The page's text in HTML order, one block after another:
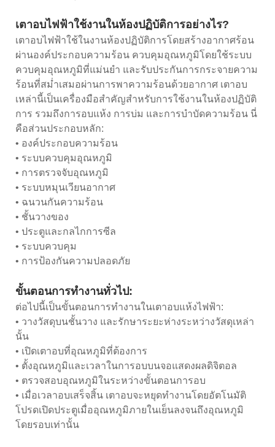
เตาอบไฟฟ้าใช้งานในห้องปฏิบัติการอย่างไร?
เตาอบไฟฟ้าใช้ในงานห้องปฏิบัติการโดยสร้างอากาศร้อน
ผ่านองค์ประกอบความร้อน ควบคุมอุณหภูมิโดยใช้ระบบ
ควบคุมอุณหภูมิที่แม่นยำ และรับประกันการกระจายความ
ร้อนที่สม่ำเสมอผ่านการพาความร้อนด้วยอากาศ เตาอบ
เหล่านี้เป็นเครื่องมือสำคัญสำหรับการใช้งานในห้องปฏิบัติ
การ รวมถึงการอบแห้ง การบ่ม และการบำบัดความร้อน นี่
คือส่วนประกอบหลัก:
• องค์ประกอบความร้อน
• ระบบควบคุมอุณหภูมิ
• การตรวจจับอุณหภูมิ
• ระบบหมุนเวียนอากาศ
• ฉนวนกันความร้อน
• ชั้นวางของ
• ประตูและกลไกการซีล
• ระบบควบคุม
• การป้องกันความปลอดภัย
ขั้นตอนการทำงานทั่วไป:
ต่อไปนี้เป็นขั้นตอนการทำงานในเตาอบแห้งไฟฟ้า:
• วางวัสดุบนชั้นวาง และรักษาระยะห่างระหว่างวัสดุเหล่า
นั้น
• เปิดเตาอบที่อุณหภูมิที่ต้องการ
• ตั้งอุณหภูมิและเวลาในการอบบนจอแสดงผลดิจิตอล
• ตรวจสอบอุณหภูมิในระหว่างขั้นตอนการอบ
• เมื่อเวลาอบเสร็จสิ้น เตาอบจะหยุดทำงานโดยอัตโนมัติ
โปรดเปิดประตูเมื่ออุณหภูมิภายในเย็นลงจนถึงอุณหภูมิ
โดยรอบเท่านั้น